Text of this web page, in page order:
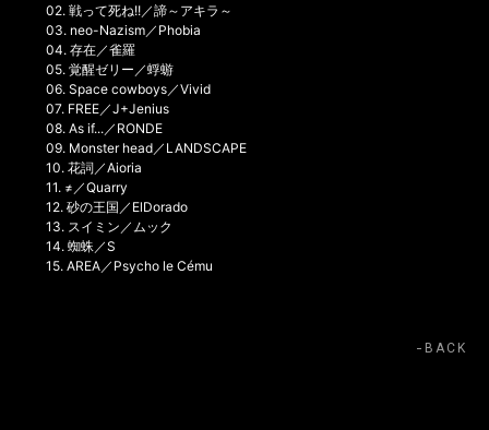
02. 戦って死ね!!／諦～アキラ～
03. neo-Nazism／Phobia
04. 存在／雀羅
05. 覚醒ゼリー／蜉蝣
06. Space cowboys／Vivid
07. FREE／J+Jenius
08. As if...／RONDE
09. Monster head／LANDSCAPE
10. 花詞／Aioria
11. ≠／Quarry
12. 砂の王国／ElDorado
13. スイミン／ムック
14. 蜘蛛／S
15. AREA／Psycho le Cému
BACK